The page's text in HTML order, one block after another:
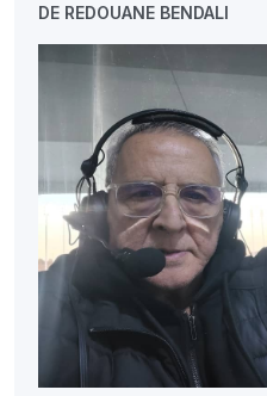
DE REDOUANE BENDALI